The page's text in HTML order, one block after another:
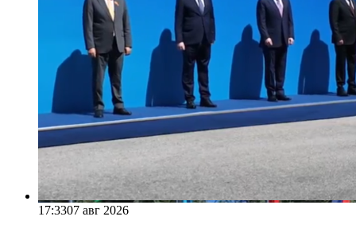
17:3307 авг 2026